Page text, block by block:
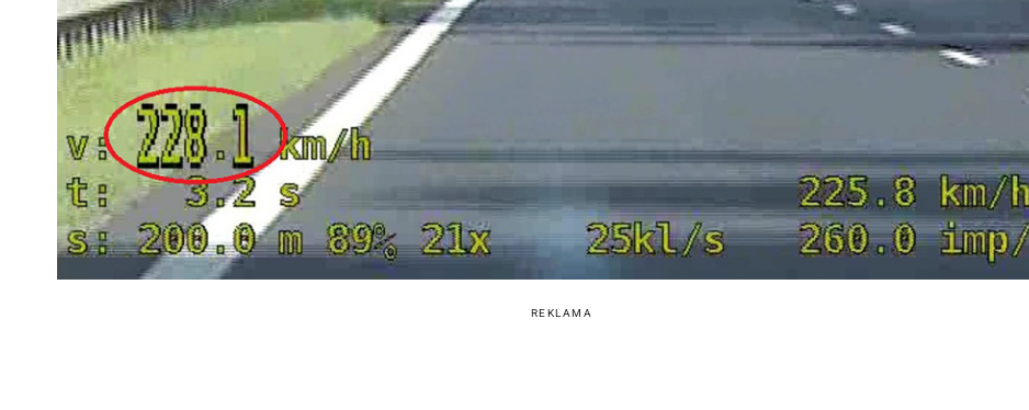
REKLAMA